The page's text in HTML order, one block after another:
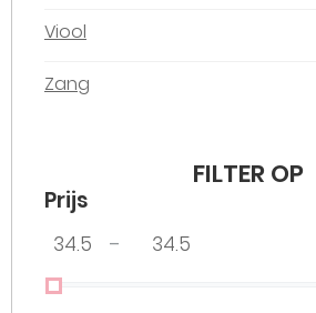
Viool
Zang
FILTER OP
Prijs
–